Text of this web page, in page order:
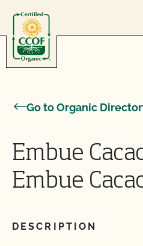
Go to Organic
Embue
Embue
DESCRIPTION